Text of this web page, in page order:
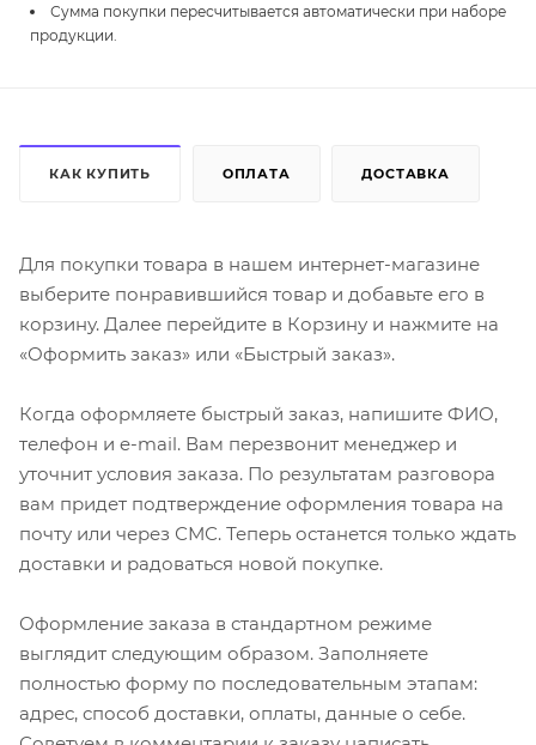
Сумма покупки пересчитывается автоматически при наборе
продукции.
КАК КУПИТЬ ОПЛАТА ДОСТАВКА
Для покупки товара в нашем интернет-магазине
выберите понравившийся товар и добавьте его в
корзину. Далее перейдите в Корзину и нажмите на
«Оформить заказ» или «Быстрый заказ».
Когда оформляете быстрый заказ, напишите ФИО,
телефон и e-mail. Вам перезвонит менеджер и
уточнит условия заказа. По результатам разговора
вам придет подтверждение оформления товара на
почту или через СМС. Теперь останется только ждать
доставки и радоваться новой покупке.
Оформление заказа в стандартном режиме
выглядит следующим образом. Заполняете
полностью форму по последовательным этапам:
адрес, способ доставки, оплаты, данные о себе.